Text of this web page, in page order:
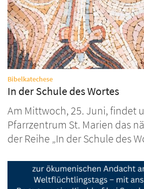
Bibelkatechese:
In der Schule des Wortes
Am Mittwoch, 25. Juni, findet
Pfarrzentrum St. Marien das
der Reihe „In der Schule des